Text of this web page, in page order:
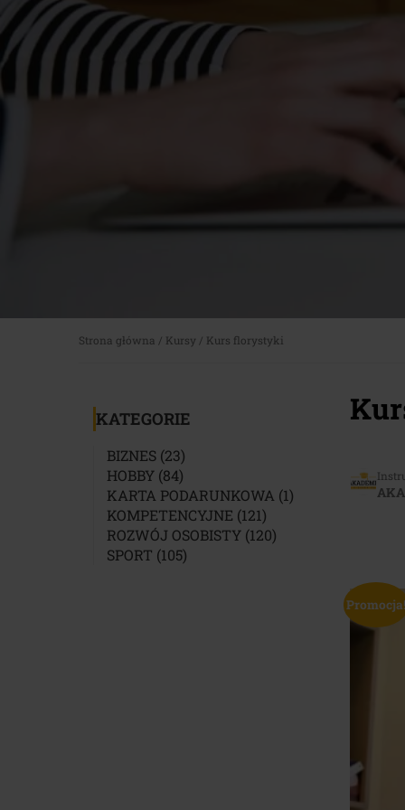
Strona główna / Kursy / Kurs florystyki
KATEGORIE
BIZNES 2323
PRODUKTY
HOBBY 8484
PRODUKTY
KARTA PODARUNKOWA 11
KOMPETENCYJNE 121121
PRODUKTÓW
ROZWÓJ OSOBISTY 120120
SPORT 105105
Promocja!